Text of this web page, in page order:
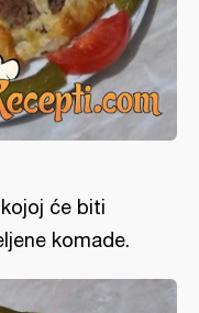
će biti
komade.